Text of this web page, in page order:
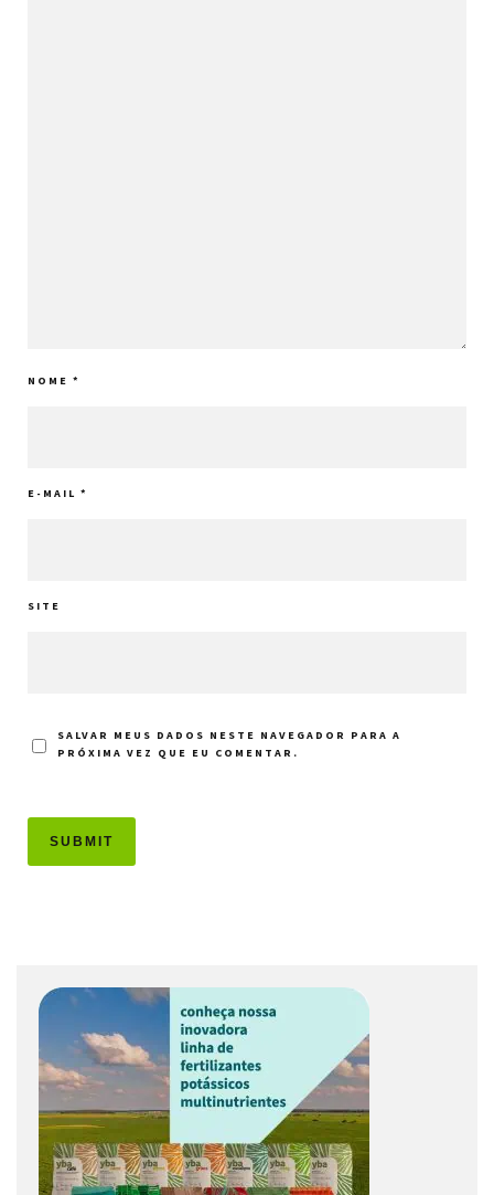
NOME *
E-MAIL *
SITE
SALVAR MEUS DADOS NESTE NAVEGADOR PARA A
PRÓXIMA VEZ QUE EU COMENTAR.